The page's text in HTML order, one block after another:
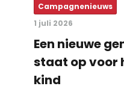
Campagnenieuws
1 juli 2026
Een nieuwe
staat op voor
kind